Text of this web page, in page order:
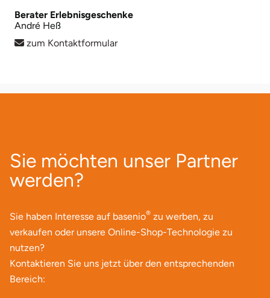
Berater Erlebnisgeschenke
André Heß
zum Kontaktformular
Sie möchten unser Partner
werden?
Sie haben Interesse auf basenio® zu werben, zu
verkaufen oder unsere Online-Shop-Technologie zu
nutzen?
Kontaktieren Sie uns jetzt über den entsprechenden
Bereich:
Landshut
Leipzig
Leutkirch
Ludwigslust-Parchim
Löbau
Lübeck